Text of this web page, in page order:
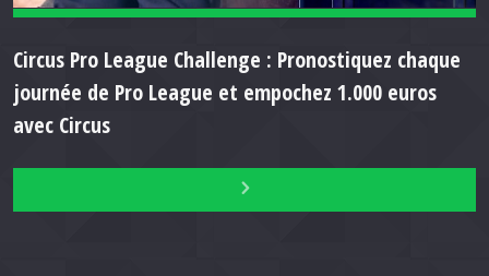
Circus Pro League Challenge : Pronostiquez chaque
journée de Pro League et empochez 1.000 euros
avec Circus